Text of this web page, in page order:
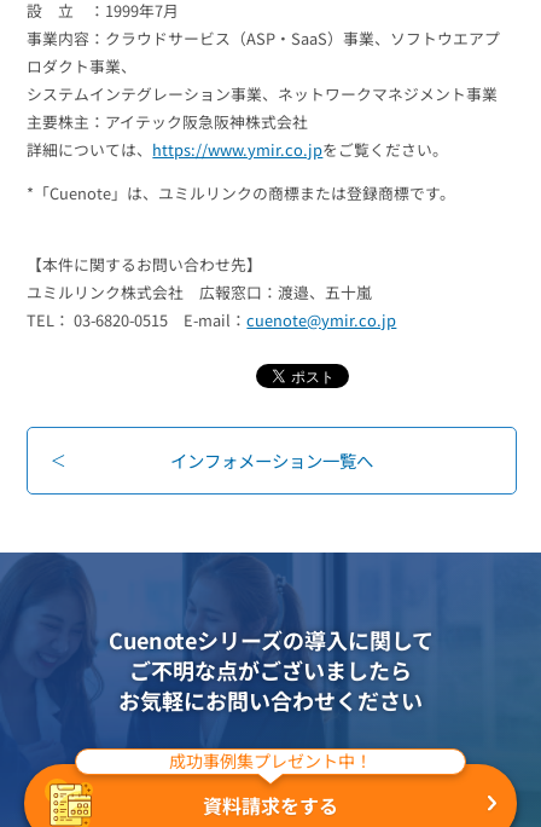
設 立 ：1999年7月
事業内容：クラウドサービス（ASP・SaaS）事業、ソフトウエアプ
ロダクト事業、
システムインテグレーション事業、ネットワークマネジメント事業
主要株主：アイテック阪急阪神株式会社
詳細については、 https://www.ymir.co.jpをご覧ください。
*「Cuenote」は、ユミルリンクの商標または登録商標です。
【本件に関するお問い合わせ先】
ユミルリンク株式会社 広報窓口：渡邉、五十嵐
TEL： 03-6820-0515 E-mail：cuenote@ymir.co.jp
インフォメーション一覧へ
Cuenoteシリーズの導入に関して
ご不明な点がございましたら
お気軽にお問い合わせください
成功事例集プレゼント中！
資料請求をする